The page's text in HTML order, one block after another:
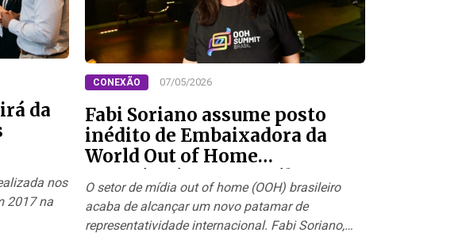
da
nos
2017 na
CONEXÃO 07/05/2026
Fabi Soriano assume posto
inédito de Embaixadora da
World Out of Home
Organization no Brasil
O setor de mídia out of home (OOH) brasileiro
acaba de alcançar um novo patamar de
representatividade internacional. Fabi Soriano,